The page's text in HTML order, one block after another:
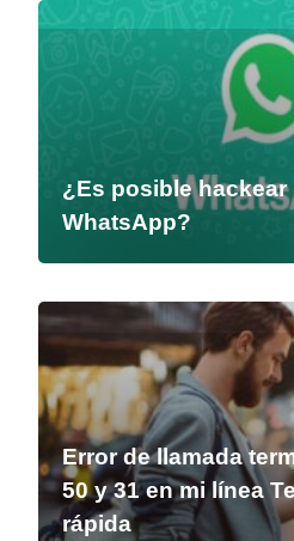
¿Es posible hackear
WhatsApp?
Error de llamada
50 y 31 en mi línea
rápida